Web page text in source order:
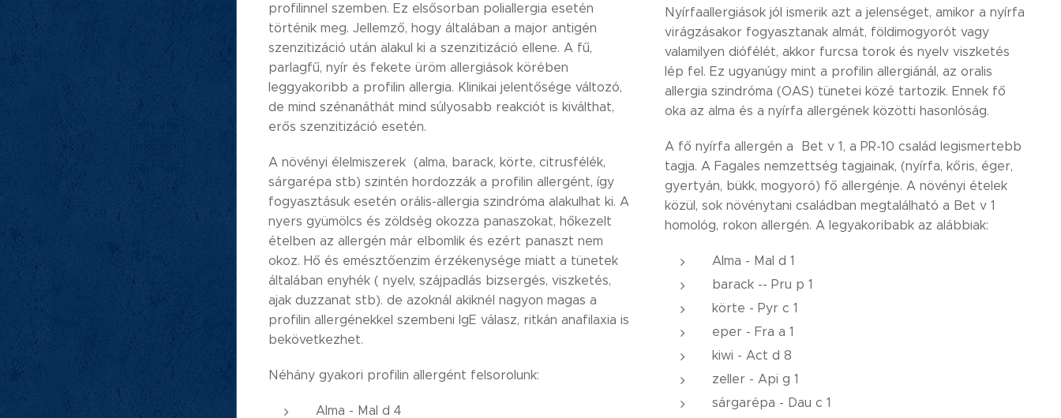
profilinnel szemben. Ez elsősorban poliallergia esetén
történik meg. Jellemző, hogy általában a major antigén
szenzitizáció után alakul ki a szenzitizáció ellene. A fű,
parlagfű, nyír és fekete üröm allergiások körében
leggyakoribb a profilin allergia. Klinikai jelentősége változó,
de mind szénanáthát mind súlyosabb reakciót is kiválthat,
erős szenzitizáció esetén.
A növényi élelmiszerek (alma, barack, körte, citrusfélék,
sárgarépa stb) szintén hordozzák a profilin allergént, így
fogyasztásuk esetén orális-allergia szindróma alakulhat ki. A
nyers gyümölcs és zöldség okozza panaszokat, hőkezelt
ételben az allergén már elbomlik és ezért panaszt nem
okoz. Hő és emésztőenzim érzékenysége miatt a tünetek
általában enyhék ( nyelv, szájpadlás bizsergés, viszketés,
ajak duzzanat stb). de azoknál akiknél nagyon magas a
profilin allergénekkel szembeni IgE válasz, ritkán anafilaxia is
bekövetkezhet.
Néhány gyakori profilin allergént felsorolunk:
Alma - Mal d 4
Nyírfaallergiások jól ismerik azt a jelenséget, amikor a nyírfa
virágzásakor fogyasztanak almát, földimogyorót vagy
valamilyen diófélét, akkor furcsa torok és nyelv viszketés
lép fel. Ez ugyanúgy mint a profilin allergiánál, az oralis
allergia szindróma (OAS) tünetei közé tartozik. Ennek fő
oka az alma és a nyírfa allergének közötti hasonlóság.
A fő nyírfa allergén a Bet v 1, a PR-10 család legismertebb
tagja. A Fagales nemzettség tagjainak, (nyírfa, kőris, éger,
gyertyán, bükk, mogyoró) fő allergénje. A növényi ételek
közül, sok növénytani családban megtalálható a Bet v 1
homológ, rokon allergén. A legyakoribabk az alábbiak:
Alma - Mal d 1
barack -- Pru p 1
körte - Pyr c 1
eper - Fra a 1
kiwi - Act d 8
zeller - Api g 1
sárgarépa - Dau c 1